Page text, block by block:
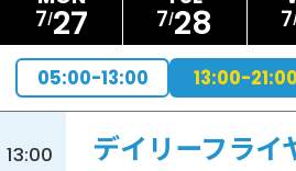
7 27 7 28 7
05:00-13:00 13:00-21:00
13:00
デイリーフライ